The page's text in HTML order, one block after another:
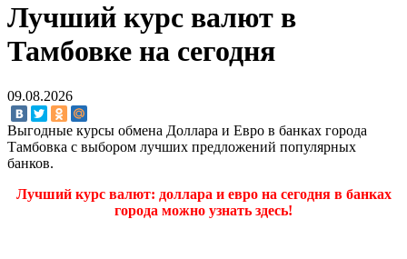
Лучший курс валют в
Тамбовке на сегодня
09.08.2026
Выгодные курсы обмена Доллара и Евро в банках города
Тамбовка с выбором лучших предложений популярных
банков.
Лучший курс валют: доллара и евро на сегодня в банках
города можно узнать здесь!